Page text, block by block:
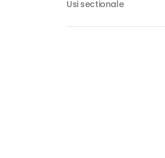
Usi sectionale